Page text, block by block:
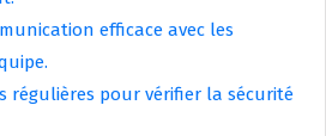
efficace avec les
régulières pour vérifier la sécurité